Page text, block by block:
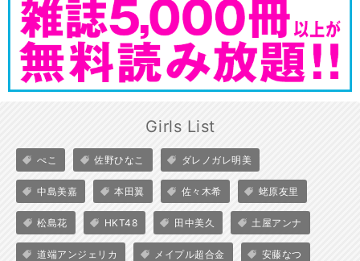
Girls List
ぺこ 佐野ひなこ ダレノガレ明美
中島美嘉 本田翼 佐々木希 蛯原友里
松島花 HKT48 田中美久 土屋アンナ
道端アンジェリカ メイプル超合金 安藤なつ